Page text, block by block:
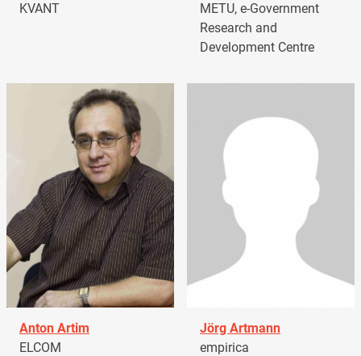
KVANT
METU, e-Government
Research and
Development Centre
Anton Artim
ELCOM
Jörg Artmann
empirica